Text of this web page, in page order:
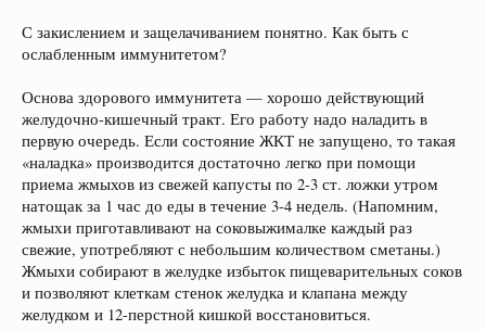
С закислением и защелачиванием понятно. Как быть с
ослабленным иммунитетом?
Основа здорового иммунитета — хорошо действующий
желудочно-кишечный тракт. Его работу надо наладить в
первую очередь. Если состояние ЖКТ не запущено, то такая
«наладка» производится достаточно легко при помощи
приема жмыхов из свежей капусты по 2-3 ст. ложки утром
натощак за 1 час до еды в течение 3-4 недель. (Напомним,
жмыхи приготавливают на соковыжималке каждый раз
свежие, употребляют с небольшим количеством сметаны.)
Жмыхи собирают в желудке избыток пищеварительных соков
и позволяют клеткам стенок желудка и клапана между
желудком и 12-перстной кишкой восстановиться.